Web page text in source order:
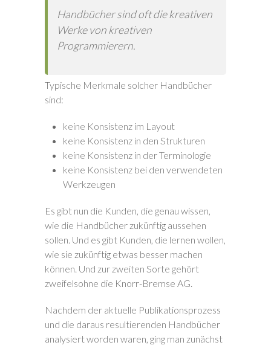
Handbücher sind oft die kreativen
Werke von kreativen
Programmierern.
Typische Merkmale solcher Handbücher
sind:
keine Konsistenz im Layout
keine Konsistenz in den Strukturen
keine Konsistenz in der Terminologie
keine Konsistenz bei den verwendeten
Werkzeugen
Es gibt nun die Kunden, die genau wissen,
wie die Handbücher zukünftig aussehen
sollen. Und es gibt Kunden, die lernen wollen,
wie sie zukünftig etwas besser machen
können. Und zur zweiten Sorte gehört
zweifelsohne die Knorr-Bremse AG.
Nachdem der aktuelle Publikationsprozess
und die daraus resultierenden Handbücher
analysiert worden waren, ging man zunächst